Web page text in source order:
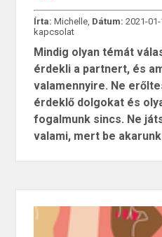
Írta: Michelle, Dátum: 2021-
kapcsolat
Mindig olyan témát
érdekli a partnert, és
valamennyire. Ne
érdeklő dolgokat és
fogalmunk sincs. Ne
valami, mert be